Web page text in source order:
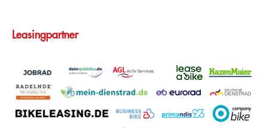
Leasingpartner